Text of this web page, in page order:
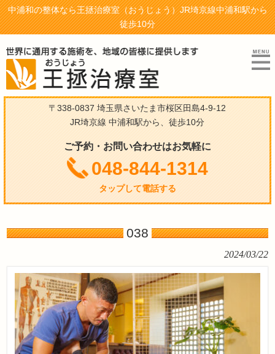
中浦和の整体なら王拯治療室（おうじょう）JR埼京線中浦和駅から
徒歩10分
〒338-0837 埼玉県さいたま市桜区田島4-9-12
JR埼京線 中浦和駅から、徒歩10分
ご予約・お問い合わせはお気軽に
048-844-1314
タップして電話する
038
2024/03/22